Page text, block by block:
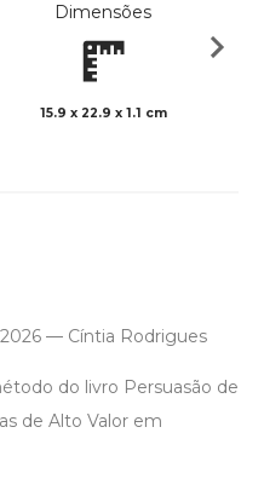
Dimensões
15.9 x 22.9 x 1.1 cm
— Cíntia Rodrigues
do livro Persuasão de
de Alto Valor em